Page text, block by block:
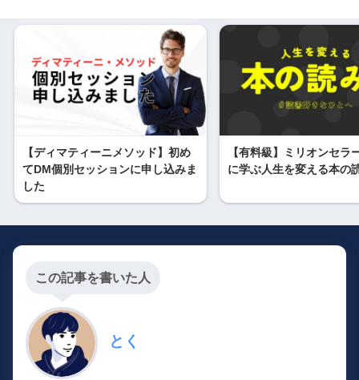
【ディマティーニメソッド】初め
てDM個別セッションに申し込みま
した
【有料級】ミリオンセラ
に学ぶ人生を変える本の
この記事を書いた人
とく